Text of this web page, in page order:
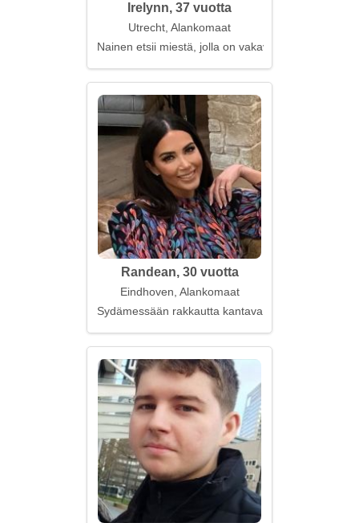
Irelynn, 37 vuotta
Utrecht, Alankomaat
Nainen etsii miestä, jolla on vakavia suunnitelmia
Randean, 30 vuotta
Eindhoven, Alankomaat
Sydämessään rakkautta kantava nainen pyrkii